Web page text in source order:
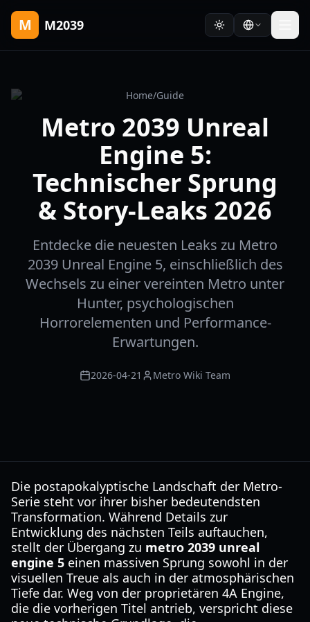
M M2039
Home/Guide
Metro 2039 Unreal
Engine 5:
Technischer Sprung
& Story-Leaks 2026
Entdecke die neuesten Leaks zu Metro
2039 Unreal Engine 5, einschließlich des
Wechsels zu einer vereinten Metro unter
Hunter, psychologischen
Horrorelementen und Performance-
Erwartungen.
2026-04-21 Metro Wiki Team
Die postapokalyptische Landschaft der Metro-
Serie steht vor ihrer bisher bedeutendsten
Transformation. Während Details zur
Entwicklung des nächsten Teils auftauchen,
stellt der Übergang zu metro 2039 unreal
engine 5 einen massiven Sprung sowohl in der
visuellen Treue als auch in der atmosphärischen
Tiefe dar. Weg von der proprietären 4A Engine,
die die vorherigen Titel antrieb, verspricht diese